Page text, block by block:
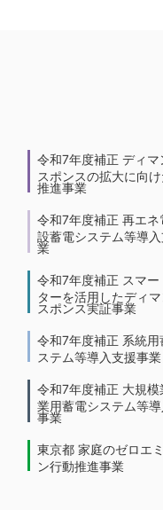
令和7年度補正 ディマ
スポンスの拡大に向
推進事業
令和7年度補正 再エネ
設蓄電システム等導
業
令和7年度補正 スマー
ターを活用したディ
スポンス実証事業
令和7年度補正 系統用
ステム等導入支援事業
令和7年度補正 大規模
業用蓄電システム等
事業
東京都 家庭のゼロエ
ン行動推進事業